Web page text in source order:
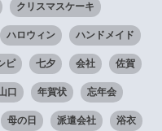
クリスマスケーキ
ハロウィン ハンドメイド
ピ 七夕 会社 佐賀
口 年賀状 忘年会
母の日 派遣会社 浴衣